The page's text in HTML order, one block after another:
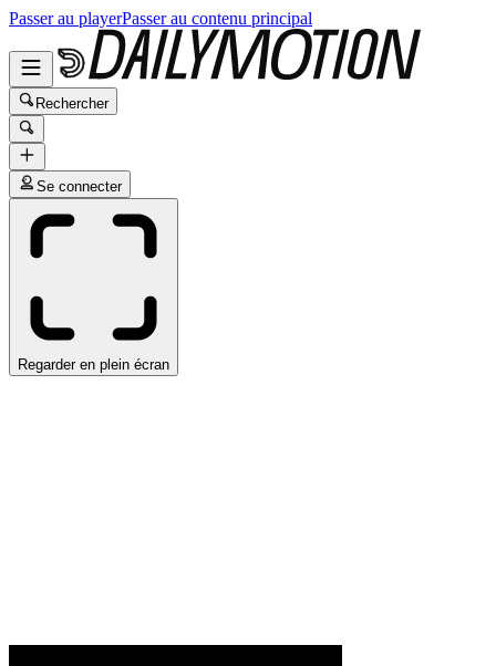
Passer au playerPasser au contenu principal
Rechercher
Se connecter
Regarder en plein écran